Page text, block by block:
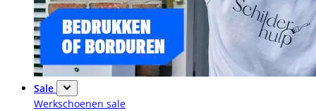
Sale
Werkschoenen sale